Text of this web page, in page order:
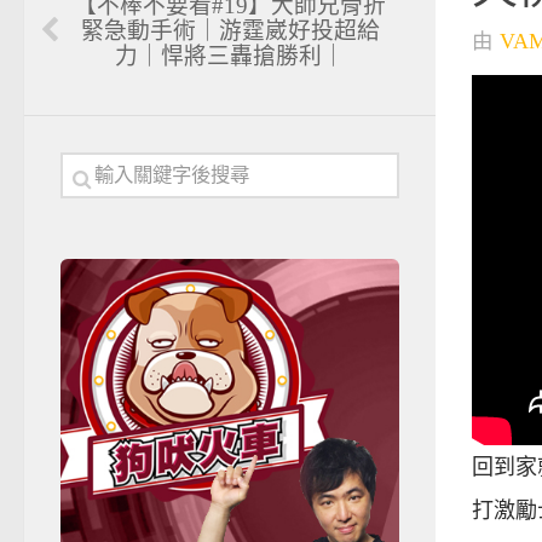
由
回到
打激
緊急動手術｜游霆崴好投超給
力｜悍將三轟搶勝利｜